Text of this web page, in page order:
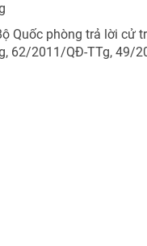
Quốc phòng trả lời cử
62/2011/QĐ-TTg, 49/